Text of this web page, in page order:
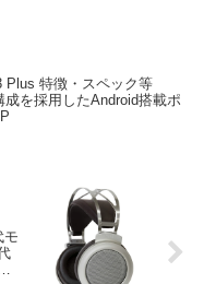
Plus 特徴・スペック等
成を採用したAndroid搭載ポ
モ